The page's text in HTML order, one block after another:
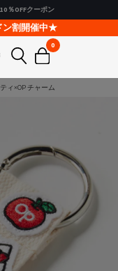
％OFFクーポン
ン割開催中★
0
ィ×OP チャーム